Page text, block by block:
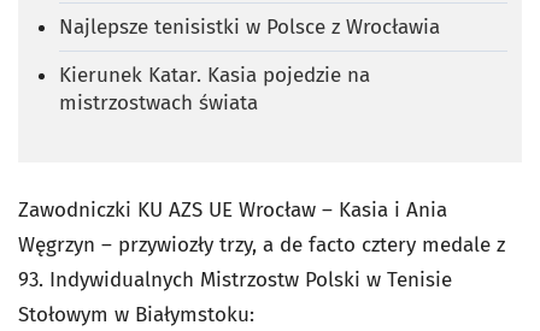
Najlepsze tenisistki w Polsce z Wrocławia
Kierunek Katar. Kasia pojedzie na
mistrzostwach świata
Zawodniczki KU AZS UE Wrocław – Kasia i Ania
Węgrzyn – przywiozły trzy, a de facto cztery medale z
93. Indywidualnych Mistrzostw Polski w Tenisie
Stołowym w Białymstoku: